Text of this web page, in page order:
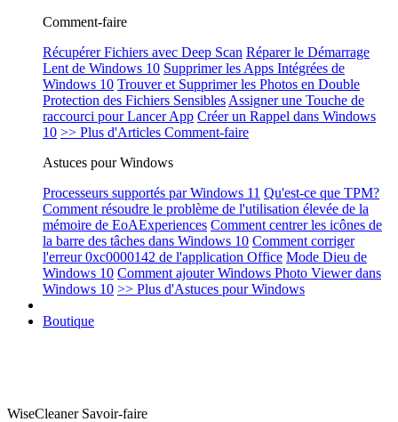
Comment-faire
Récupérer Fichiers avec Deep Scan Réparer le Démarrage
Lent de Windows 10 Supprimer les Apps Intégrées de
Windows 10 Trouver et Supprimer les Photos en Double
Protection des Fichiers Sensibles Assigner une Touche de
raccourci pour Lancer App Créer un Rappel dans Windows
10 >> Plus d'Articles Comment-faire
Astuces pour Windows
Processeurs supportés par Windows 11 Qu'est-ce que TPM?
Comment résoudre le problème de l'utilisation élevée de la
mémoire de EoAExperiences Comment centrer les icônes de
la barre des tâches dans Windows 10 Comment corriger
l'erreur 0xc0000142 de l'application Office Mode Dieu de
Windows 10 Comment ajouter Windows Photo Viewer dans
Windows 10 >> Plus d'Astuces pour Windows
Boutique
WiseCleaner Savoir-faire